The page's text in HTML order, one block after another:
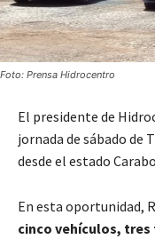
Foto: Prensa Hidrocentro
El presidente de
jornada de sábado de
desde el estado
En esta oportunidad,
cinco vehículos, tres